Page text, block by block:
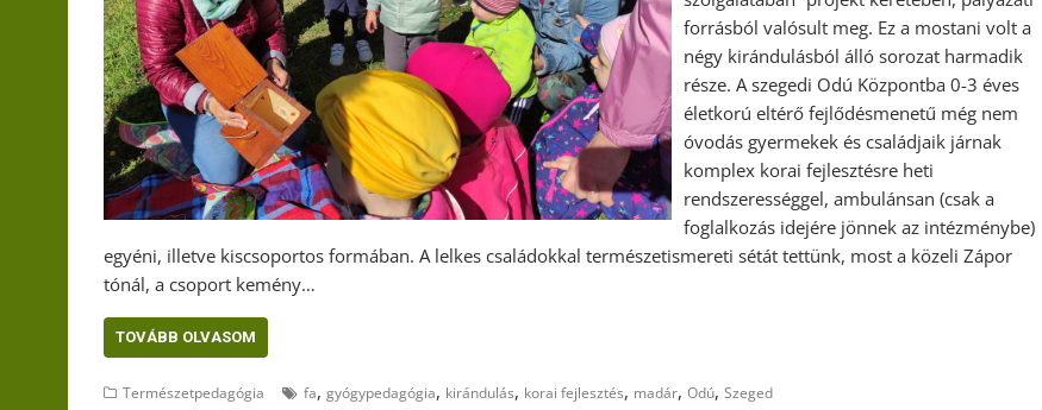
forrásból valósult meg. Ez a mostani volt a
négy kirándulásból álló sorozat harmadik
része. A szegedi Odú Központba 0-3 éves
életkorú eltérő fejlődésmenetű még nem
óvodás gyermekek és családjaik járnak
komplex korai fejlesztésre heti
rendszerességgel, ambulánsan (csak a
foglalkozás idejére jönnek az intézménybe)
egyéni, illetve kiscsoportos formában. A lelkes családokkal természetismereti sétát tettünk, most a közeli Zápor
tónál, a csoport kemény…
TOVÁBB OLVASOM
Természetpedagógia fa, gyógypedagógia, kirándulás, korai fejlesztés, madár, Odú, Szeged